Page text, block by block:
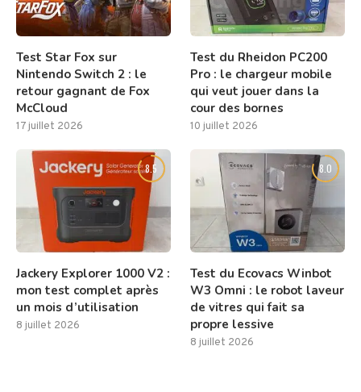
Test Star Fox sur
Nintendo Switch 2 : le
retour gagnant de Fox
McCloud
17 juillet 2026
Test du Rheidon PC200
Pro : le chargeur mobile
qui veut jouer dans la
cour des bornes
10 juillet 2026
8.5
Jackery Explorer 1000 V2 :
mon test complet après
un mois d’utilisation
8 juillet 2026
8.0
Test du Ecovacs Winbot
W3 Omni : le robot laveur
de vitres qui fait sa
propre lessive
8 juillet 2026